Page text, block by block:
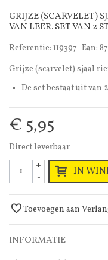
GRIJZE (SCARVELET)
VAN LEER. SET VAN 2
Referentie: 119397 Ean:
Grijze (scarvelet) sjaal
De set bestaat uit van
€ 5,95
Direct leverbaar
-
+ IN
Toevoegen aan
INFORMATIE